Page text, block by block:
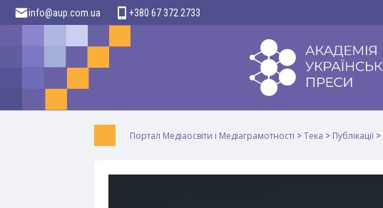
info@aup.com.ua +380 67 372 2733
Портал Медіаосвіти і Медіаграмотності >Тека > Публікації >